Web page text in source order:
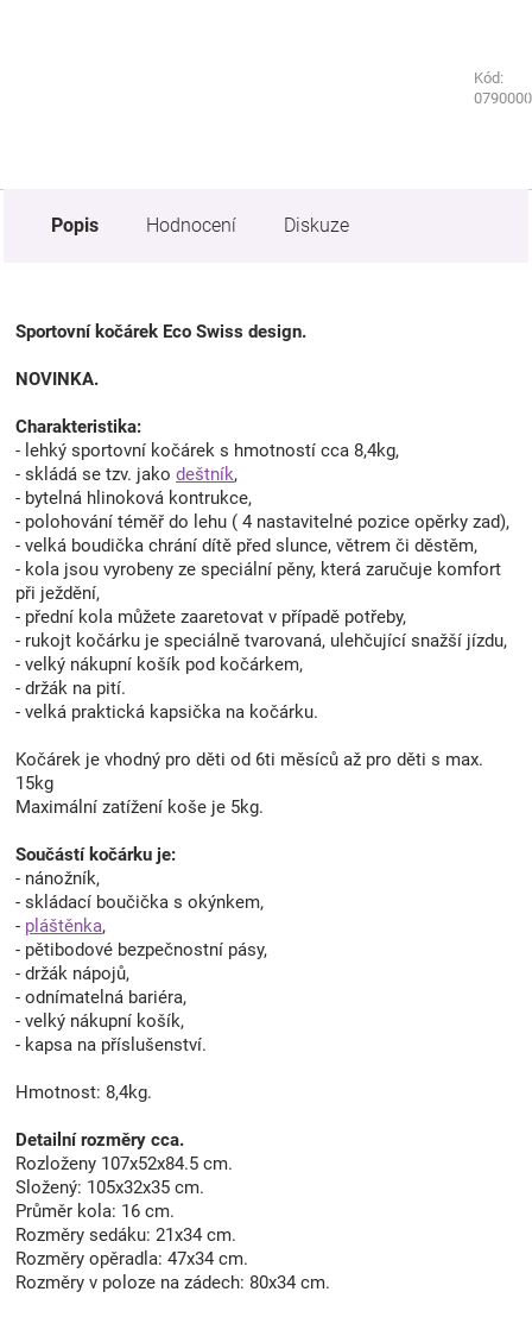
Kód:
Popis Hodnocení Diskuze
Sportovní kočárek Eco Swiss design.
NOVINKA.
Charakteristika:
- lehký sportovní kočárek s hmotností cca 8,4kg,
- skládá se tzv. jako deštník,
- bytelná hlinoková kontrukce,
- polohování téměř do lehu ( 4 nastavitelné pozice opěrky zad),
- velká boudička chrání dítě před slunce, větrem či děstěm,
- kola jsou vyrobeny ze speciální pěny, která zaručuje komfort
při ježdění,
- přední kola můžete zaaretovat v případě potřeby,
- rukojt kočárku je speciálně tvarovaná, ulehčující snažší jízdu,
- velký nákupní košík pod kočárkem,
- držák na pití.
- velká praktická kapsička na kočárku.
Kočárek je vhodný pro děti od 6ti měsíců až pro děti s max.
15kg
Maximální zatížení koše je 5kg.
Součástí kočárku je:
- nánožník,
- skládací boučička s okýnkem,
- pláštěnka,
- pětibodové bezpečnostní pásy,
- držák nápojů,
- odnímatelná bariéra,
- velký nákupní košík,
- kapsa na příslušenství.
Hmotnost: 8,4kg.
Detailní rozměry cca.
Rozloženy 107x52x84.5 cm.
Složený: 105x32x35 cm.
Průměr kola: 16 cm.
Rozměry sedáku: 21x34 cm.
Rozměry opěradla: 47x34 cm.
Rozměry v poloze na zádech: 80x34 cm.